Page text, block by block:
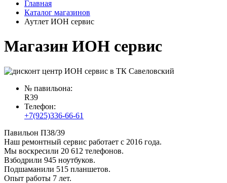
Главная
Каталог магазинов
Аутлет ИОН сервис
Магазин ИОН сервис
№ павильона:
R39
Телефон:
+7(925)336-66-61
Павильон П38/39
Наш ремонтный сервис работает с 2016 года.
Мы воскресили 20 612 телефонов.
Взбодрили 945 ноутбуков.
Подшаманили 515 планшетов.
Опыт работы 7 лет.